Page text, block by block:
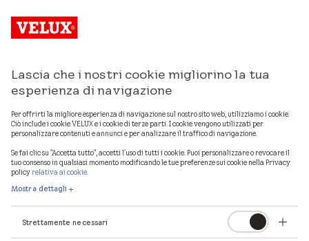
Lascia che i nostri cookie migliorino la tua
esperienza di navigazione
Per offrirti la migliore esperienza di navigazione sul nostro sito web, utilizziamo i cookie.
Ciò include i cookie VELUX e i cookie di terze parti. I cookie vengono utilizzati per
personalizzare contenuti e annunci e per analizzare il traffico di navigazione.
Se fai clic su "Accetta tutto", accetti l'uso di tutti i cookie. Puoi personalizzare o revocare il
tuo consenso in qualsiasi momento modificando le tue preferenze sui cookie nella Privacy
policy relativa ai cookie.
Mostra dettagli
Strettamente necessari
Mostra mappa
professionisti VELUX in provincia di Ascoli Piceno